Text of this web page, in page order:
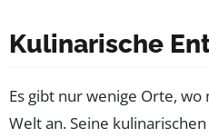
Kulinarische
Es gibt nur wenige Orte,
Welt an. Seine